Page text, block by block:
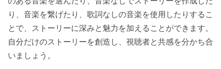
り、音楽を繋げたり、歌詞なしの音楽を使用したりするこ
とで、ストーリーに深みと魅力を加えることができます。
自分だけのストーリーを創造し、視聴者と共感を分かち合
いましょう。